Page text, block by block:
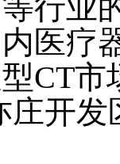
行业
医疗
CT
庄开